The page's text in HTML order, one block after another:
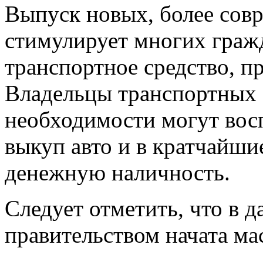
Выпуск новых, более
стимулирует многих
транспортное средство,
Владельцы транспортных
необходимости могут
выкуп авто и в
денежную наличность.
Следует отметить, что в
правительством начата